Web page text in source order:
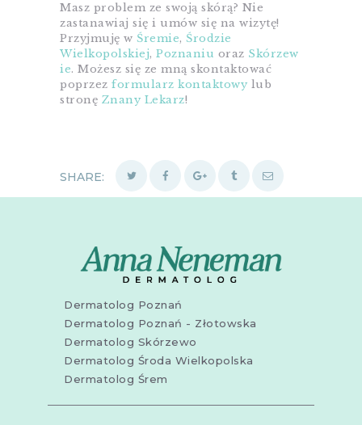
Masz problem ze swoją skórą? Nie
zastanawiaj się i umów się na wizytę!
Przyjmuję w Śremie, Środzie
Wielkopolskiej, Poznaniu oraz Skórzew
ie. Możesz się ze mną skontaktować
poprzez formularz kontaktowy lub
stronę Znany Lekarz!
SHARE:
Dermatolog Poznań
Dermatolog Poznań - Złotowska
Dermatolog Skórzewo
Dermatolog Środa Wielkopolska
Dermatolog Śrem